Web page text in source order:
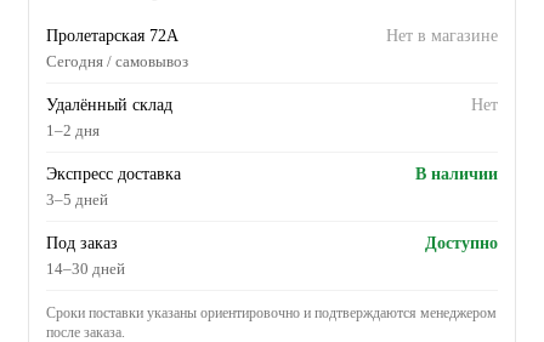
Пролетарская 72А
Нет в магазине
Сегодня / самовывоз
Удалённый склад
Нет
1–2 дня
Экспресс доставка
В наличии
3–5 дней
Под заказ
Доступно
14–30 дней
Сроки поставки указаны ориентировочно и подтверждаются менеджером
после заказа.